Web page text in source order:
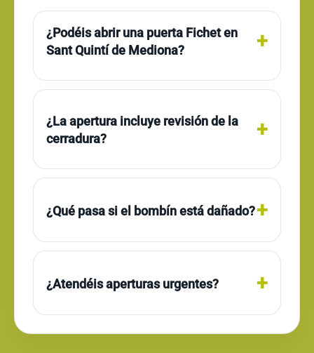
¿Podéis abrir una puerta Fichet en
Sant Quintí de Mediona?
¿La apertura incluye revisión de la
cerradura?
¿Qué pasa si el bombín está dañado?
¿Atendéis aperturas urgentes?